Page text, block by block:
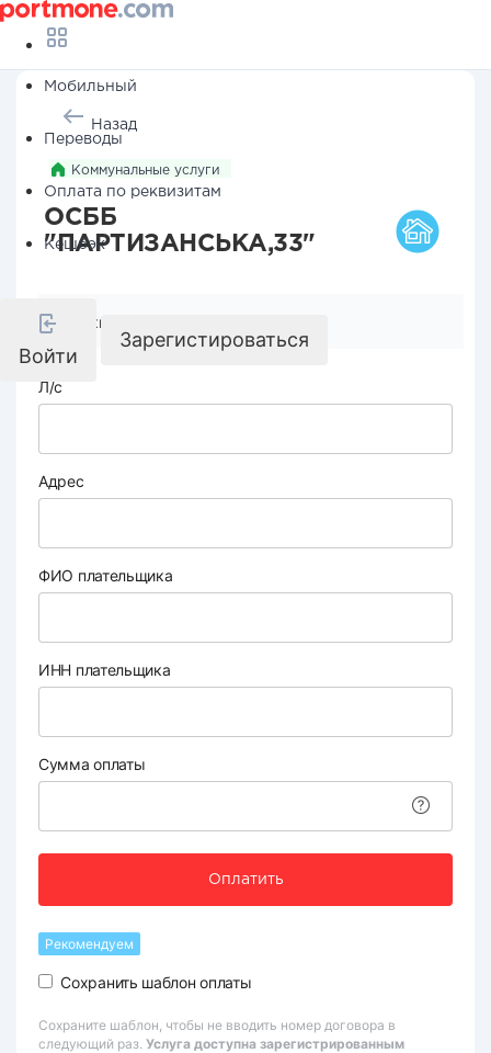
Мобильный
Переводы
Оплата по реквизитам
Кешбэк
Войти
Зарегистироваться
Назад
Коммунальные услуги
ОСББ
"ПАРТИЗАНСЬКА,33"
Реквизиты компании
Л/с
Адрес
ФИО плательщика
ИНН плательщика
Сумма оплаты
Оплатить
Рекомендуем
Сохранить шаблон оплаты
Сохраните шаблон, чтобы не вводить номер договора в
следующий раз. Услуга доступна зарегистрированным